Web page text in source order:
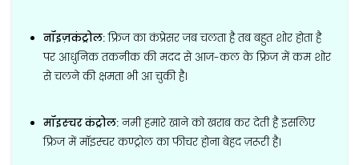
नॉइज़कंट्रोल:फ्रिज का कंप्रेसर जब चलता है तब बहुत शोर होता है
पर आधुनिक तकनीक की मदद से आज-कल के फ्रिज में कम शोर
से चलने की क्षमता भी आ चुकी है।
मॉइस्चर कंट्रोल:नमी हमारे खाने को खराब कर देती है इसलिए
फ्रिज में मॉइस्चर कण्ट्रोल का फीचर होना बेहद ज़रूरी है।